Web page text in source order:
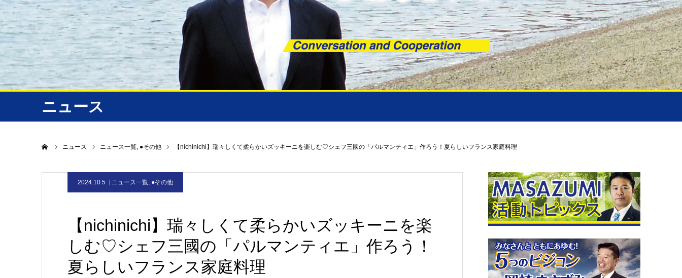
ニュース
ニュース ニュース一覧 ●その他 【nichinichi】瑞々しくて柔らかいズッキーニを楽しむ♡シェフ三國の「パルマンティエ」作ろう！夏らしいフランス家庭料理
2024.10.5 ニュース一覧, ●その他
【nichinichi】瑞々しくて柔らかいズッキーニを楽
しむ♡シェフ三國の「パルマンティエ」作ろう！
夏らしいフランス家庭料理